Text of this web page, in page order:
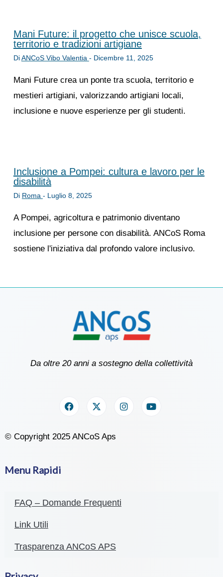
Mani Future: il progetto che unisce scuola,
territorio e tradizioni artigiane
DiANCoS Vibo Valentia - Dicembre 11, 2025
Mani Future crea un ponte tra scuola, territorio e
mestieri artigiani, valorizzando artigiani locali,
inclusione e nuove esperienze per gli studenti.
Inclusione a Pompei: cultura e lavoro per le
disabilità
Di Roma - Luglio 8, 2025
A Pompei, agricoltura e patrimonio diventano
inclusione per persone con disabilità. ANCoS Roma
sostiene l'iniziativa dal profondo valore inclusivo.
Da oltre 20 anni a sostegno della collettività
© Copyright 2025 ANCoS Aps
Menu Rapidi
FAQ – Domande Frequenti
Link Utili
Trasparenza ANCoS APS